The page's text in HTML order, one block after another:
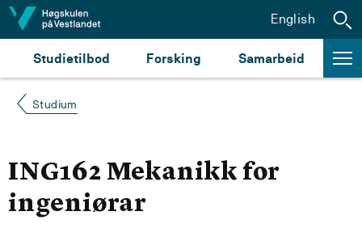
Hopp til innhald
Studietilbod Forsking Samarbeid
English
Studium
ING162 Mekanikk for
ingeniørar